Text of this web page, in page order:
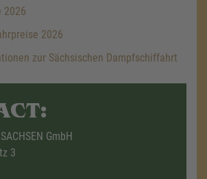
2026
2026
zur Sächsischen Dampfschiffahrt
GmbH
3